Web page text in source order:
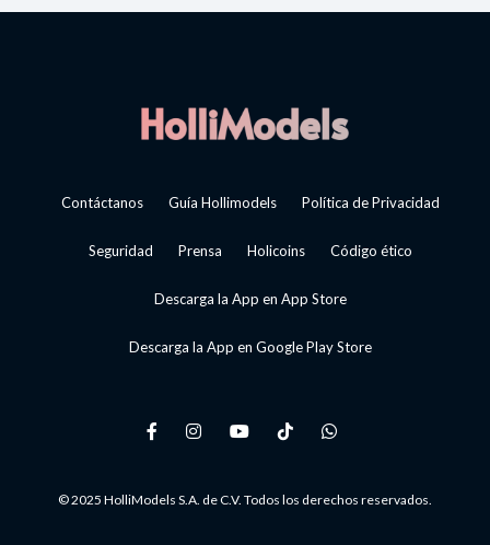
Contáctanos Guía Hollimodels Política de Privacidad
Seguridad Prensa Holicoins Código ético
Descarga la App en App Store
Descarga la App en Google Play Store
© 2025 HolliModels S.A. de C.V. Todos los derechos reservados.